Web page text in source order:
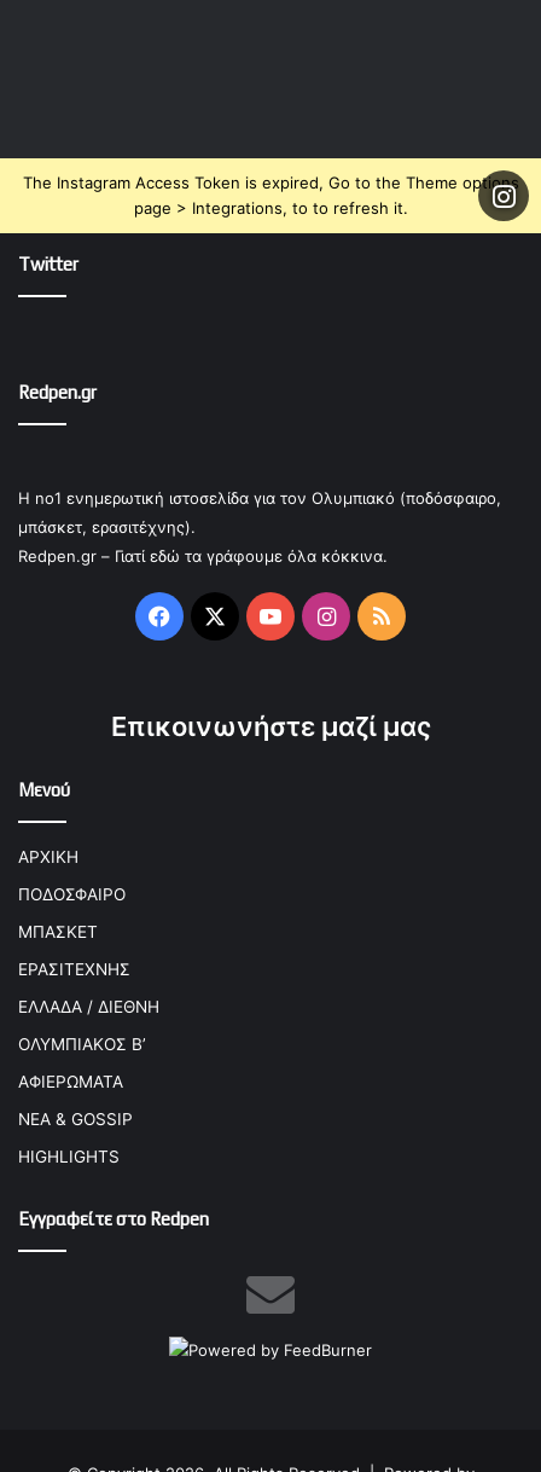
The Instagram Access Token is expired, Go to the Theme options
page > Integrations, to to refresh it.
Twitter
Redpen.gr
Η no1 ενημερωτική ιστοσελίδα για τον Ολυμπιακό (ποδόσφαιρο,
μπάσκετ, ερασιτέχνης).
Redpen.gr – Γιατί εδώ τα γράφουμε όλα κόκκινα.
Facebook
X YouTubeInstagram
RSS
Επικοινωνήστε μαζί μας
Μενού
ΑΡΧΙΚΗ
ΠΟΔΟΣΦΑΙΡΟ
ΜΠΑΣΚΕΤ
ΕΡΑΣΙΤΕΧΝΗΣ
ΕΛΛΑΔΑ / ΔΙΕΘΝΗ
ΟΛΥΜΠΙΑΚΟΣ Β’
ΑΦΙΕΡΩΜΑΤΑ
ΝΕΑ & GOSSIP
HIGHLIGHTS
Εγγραφείτε στο Redpen